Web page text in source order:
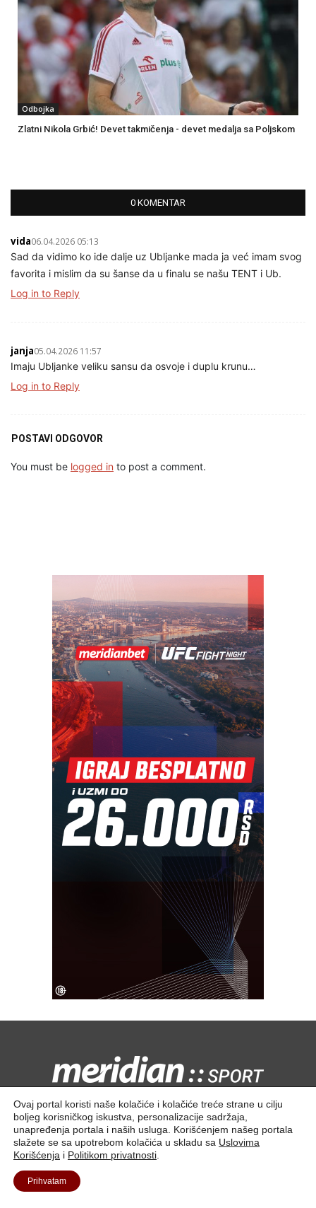
Odbojka
Zlatni Nikola Grbić! Devet takmičenja - devet medalja sa Poljskom
0 KOMENTAR
vida06.04.2026 05:13
Sad da vidimo ko ide dalje uz Ubljanke mada ja već imam svog
favorita i mislim da su šanse da u finalu se našu TENT i Ub.
Log in to Reply
janja05.04.2026 11:57
Imaju Ubljanke veliku sansu da osvoje i duplu krunu…
Log in to Reply
POSTAVI ODGOVOR
You must be logged in to post a comment.
Kontaktirajte nas:redakcija@meridiansport.rs
Ovaj portal koristi naše kolačiće i kolačiće treće strane u cilju
boljeg korisničkog iskustva, personalizacije sadržaja,
unapređenja portala i naših usluga. Korišćenjem našeg portala
slažete se sa upotrebom kolačića u skladu sa Uslovima
Korišćenja i Politikom privatnosti
Prihvatam